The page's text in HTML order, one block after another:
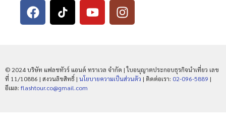
© 2024 บริษัท แฟลชทัวร์ แอนด์ ทราเวล จำกัด | ใบอนุญาตประกอบธุรกิจนำเที่ยว เลข
ที่ 11/10886 | สงวนลิขสิทธิ์ | นโยบายความเป็นส่วนตัว | ติดต่อเรา: 02-096-5889 |
อีเมล: flashtour.co@gmail.com